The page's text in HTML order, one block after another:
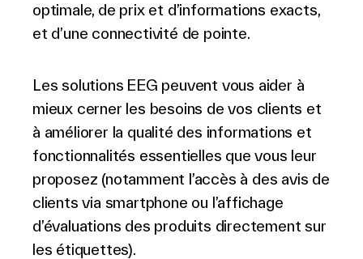
optimale, de prix et d’informations exacts,
et d’une connectivité de pointe.
Les solutions EEG peuvent vous aider à
mieux cerner les besoins de vos clients et
à améliorer la qualité des informations et
fonctionnalités essentielles que vous leur
proposez (notamment l’accès à des avis de
clients via smartphone ou l’affichage
d’évaluations des produits directement sur
les étiquettes).